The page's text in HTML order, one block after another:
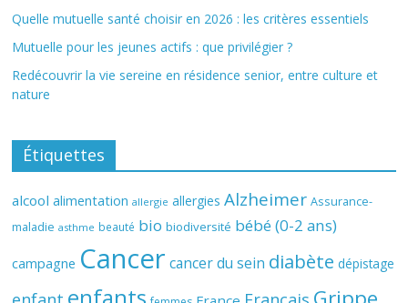
Quelle mutuelle santé choisir en 2026 : les critères essentiels
Mutuelle pour les jeunes actifs : que privilégier ?
Redécouvrir la vie sereine en résidence senior, entre culture et
nature
Étiquettes
alcool alimentation allergie allergies Alzheimer Assurance-
maladie asthme beauté bio biodiversité bébé (0-2 ans)
campagne Cancer cancer du sein diabète dépistage